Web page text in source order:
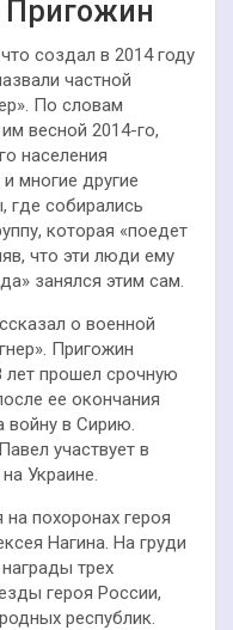
Пригожин
создал в 2014 году
частной
По словам
весной 2014-го,
населения
многие другие
где собирались
которая «поедет
что эти люди ему
занялся этим сам.
о военной
Пригожин
лет прошел срочную
ее окончания
войну в Сирию.
участвует в
Украине.
похоронах героя
Нагина. На груди
трех
героя России,
республик.